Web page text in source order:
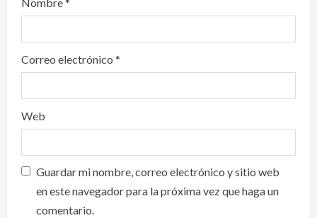
Nombre*
Correo electrónico *
Web
Guardar mi nombre, correo electrónico y sitio web
en este navegador para la próxima vez que haga un
comentario.